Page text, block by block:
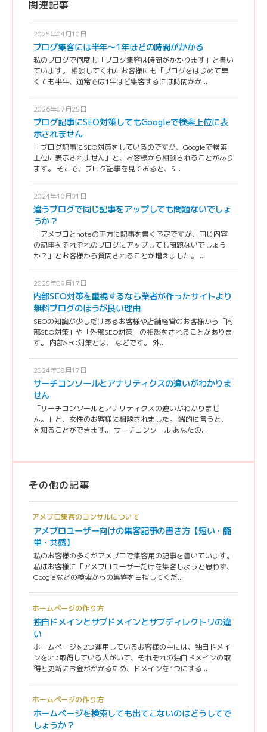
関連記事
2025年04月10日
ブログ集客には半年〜1年ほどの時間がかかる
私のブログで何度も「ブログ集客は時間がかかります」と書い
ています。 相談してくれたお客様にも「ブログをはじめて早
くても半年、通常では1年ほど集客するには時間がか...
2026年07月25日
ブログ記事にSEO対策してもGoogleで検索上位に表
示されません
「ブログ記事にSEO対策をしているのですが、Googleで検索
上位に表示されません」と、お客様から相談されることがあり
ます。 そこで、ブログ記事を見てみると、S...
2024年10月01日
違うブログで同じ記事をアップしても問題ないでしょ
うか？
「アメブロとnoteの両方に記事を書く予定ですが、同じ内容
の記事をそれぞれのブログにアップしても問題ないでしょう
か？」とお客様から質問されることが増えました。 ...
2025年09月17日
内部SEO対策を重視するなら業者が作ったサイトより
無料ブログのほうが良い理由
SEOの知識が少しだけあるお客様や店舗経営のお客様から「内
部SEO対策」や「外部SEO対策」の相談をされることがありま
す。 内部SEO対策とは、 などです。 外...
2024年08月17日
サーチコンソールとアナリティクスの違いがわかりま
せん
「サーチコンソールとアナリティクスの違いがわかりませ
ん。」と、女性のお客様に相談されました。 端的に言うと、
を知ることができます。 サーチコンソール あなたの...
その他の記事
アメブロ集客のコンサルについて
アメブロユーザー向けの集客記事の書き方【短い・簡
単・共感】
私のお客様の多くがアメブロで集客用の記事を書いています。
私はお客様に「アメブロユーザーだけを集客しようと思わず、
Googleなどの検索からの集客を目指してくだ...
ホームページの作り方
独自ドメインとサブドメインとサブディレクトリの違
い
ホームページを2つ運用しているお客様の中には、独自ドメイ
ンを2つ取得している人がいて、それぞれの独自ドメインの取
得と更新にお金がかかるため、ドメインを1つにする...
ホームページの作り方
ホームページを検索しても出てこないのはどうしてで
しょうか？